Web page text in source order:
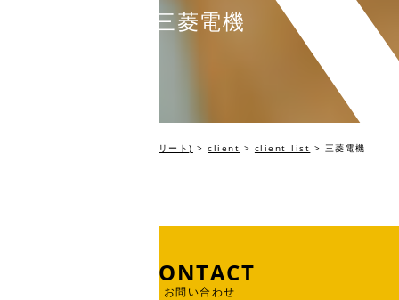
三菱電機
編集プロダクション Fleet(フリート) >client > client_list > 三菱電機
CONTACT
お問い合わせ